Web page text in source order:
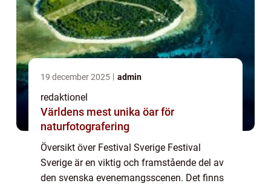
19 december 2025 admin
redaktionel
Världens mest unika öar för
naturfotografering
Översikt över Festival Sverige Festival
Sverige är en viktig och framstående del av
den svenska evenemangsscenen. Det finns